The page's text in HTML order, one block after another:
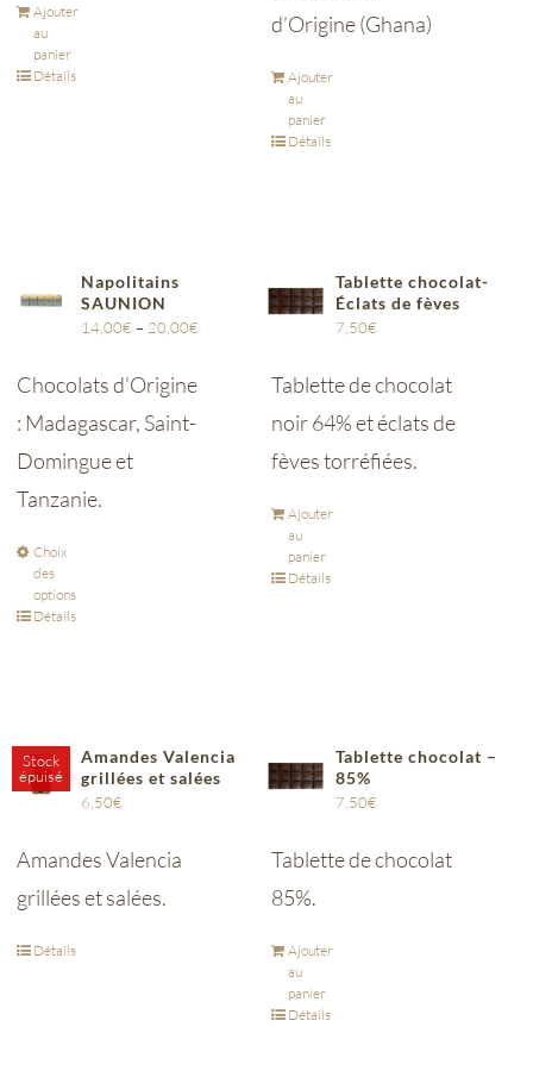
Ajouter
au
panier
Détails
d’Origine (Ghana)
Ajouter
au
panier
Détails
Napolitains
SAUNION
14,00€ – 20,00€
Chocolats d'Origine
: Madagascar, Saint-
Domingue et
Tanzanie.
Choix
des
options
Détails
Tablette chocolat-
Éclats de fèves
7,50€
Tablette de chocolat
noir 64% et éclats de
fèves torréfiées.
Ajouter
au
panier
Détails
Stock
épuisé
Amandes Valencia
grillées et salées
6,50€
Amandes Valencia
grillées et salées.
Détails
Tablette chocolat –
85%
7,50€
Tablette de chocolat
85%.
Ajouter
au
panier
Détails